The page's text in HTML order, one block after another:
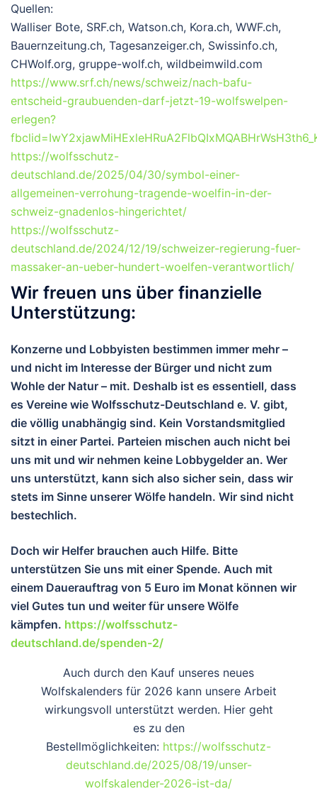
Quellen:
Walliser Bote, SRF.ch, Watson.ch, Kora.ch, WWF.ch,
Bauernzeitung.ch, Tagesanzeiger.ch, Swissinfo.ch,
CHWolf.org, gruppe-wolf.ch, wildbeimwild.com
https://www.srf.ch/news/schweiz/nach-bafu-
entscheid-graubuenden-darf-jetzt-19-wolfswelpen-
erlegen?
https://wolfsschutz-
deutschland.de/2025/04/30/symbol-einer-
allgemeinen-verrohung-tragende-woelfin-in-der-
schweiz-gnadenlos-hingerichtet/
https://wolfsschutz-
deutschland.de/2024/12/19/schweizer-regierung-fuer-
massaker-an-ueber-hundert-woelfen-verantwortlich/
Wir freuen uns über finanzielle
Unterstützung:
Konzerne und Lobbyisten bestimmen immer mehr –
und nicht im Interesse der Bürger und nicht zum
Wohle der Natur – mit. Deshalb ist es essentiell, dass
es Vereine wie Wolfsschutz-Deutschland e. V. gibt,
die völlig unabhängig sind. Kein Vorstandsmitglied
sitzt in einer Partei. Parteien mischen auch nicht bei
uns mit und wir nehmen keine Lobbygelder an. Wer
uns unterstützt, kann sich also sicher sein, dass wir
stets im Sinne unserer Wölfe handeln. Wir sind nicht
bestechlich.
Doch wir Helfer brauchen auch Hilfe. Bitte
unterstützen Sie uns mit einer Spende. Auch mit
einem Dauerauftrag von 5 Euro im Monat können wir
viel Gutes tun und weiter für unsere Wölfe
kämpfen. https://wolfsschutz-
deutschland.de/spenden-2/
Auch durch den Kauf unseres neues
Wolfskalenders für 2026 kann unsere Arbeit
wirkungsvoll unterstützt werden. Hier geht
es zu den
Bestellmöglichkeiten: https://wolfsschutz-
deutschland.de/2025/08/19/unser-
wolfskalender-2026-ist-da/